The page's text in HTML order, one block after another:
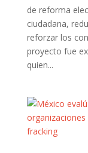
de reforma
ciudadana,
reforzar los
proyecto fue
quien...